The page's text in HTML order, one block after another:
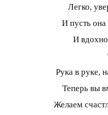
Легко,
И пусть
И
Рука в руке,
Теперь вы
Желаем